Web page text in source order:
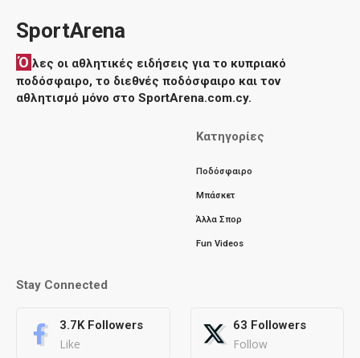
SportArena
Ό λες οι αθλητικές ειδήσεις για το κυπριακό
ποδόσφαιρο, το διεθνές ποδόσφαιρο και τον
αθλητισμό μόνο στο SportArena.com.cy.
Κατηγορίες
Ποδόσφαιρο
Μπάσκετ
Άλλα Σπορ
Fun Videos
Stay Connected
3.7K Followers
Like
63 Followers
Follow